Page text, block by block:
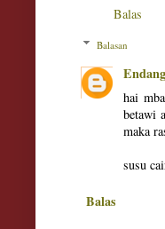
Balas
Balasan
hai
betawi
maka
susu
Balas